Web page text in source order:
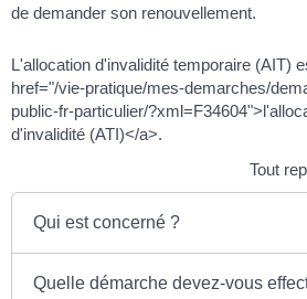
de demander son renouvellement.
L'allocation d'invalidité temporaire (AIT)
href="/vie-pratique/mes-demarches/
public-fr-particulier/
d'invalidité (ATI)</a>.
Tout
Qui est concerné ?
Quelle démarche devez-vous